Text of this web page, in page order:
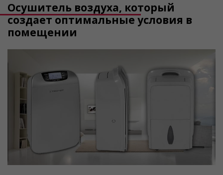
Осушитель воздуха, который
создает оптимальные условия в
помещении